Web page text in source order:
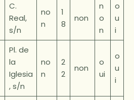
C.
Real,
s/n
no
n
1
8
non
n
o
n
o
u
i
Pl. de
la
Iglesia
, s/n
no
n
2
2
non
o
ui
o
u
i